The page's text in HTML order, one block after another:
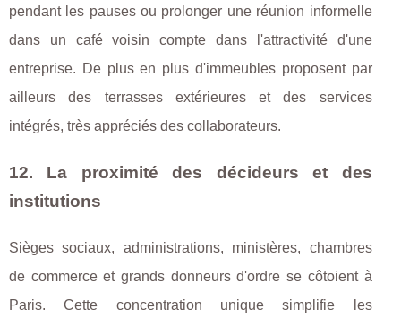
pendant les pauses ou prolonger une réunion informelle
dans un café voisin compte dans l'attractivité d'une
entreprise. De plus en plus d'immeubles proposent par
ailleurs des terrasses extérieures et des services
intégrés, très appréciés des collaborateurs.
12. La proximité des décideurs et des
institutions
Sièges sociaux, administrations, ministères, chambres
de commerce et grands donneurs d'ordre se côtoient à
Paris. Cette concentration unique simplifie les